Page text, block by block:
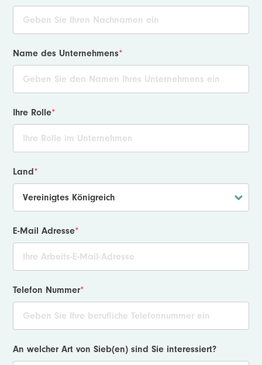
Name des Unternehmens*
Ihre Rolle*
Land*
E-Mail Adresse*
Telefon Nummer*
An welcher Art von Sieb(en) sind Sie interessiert?